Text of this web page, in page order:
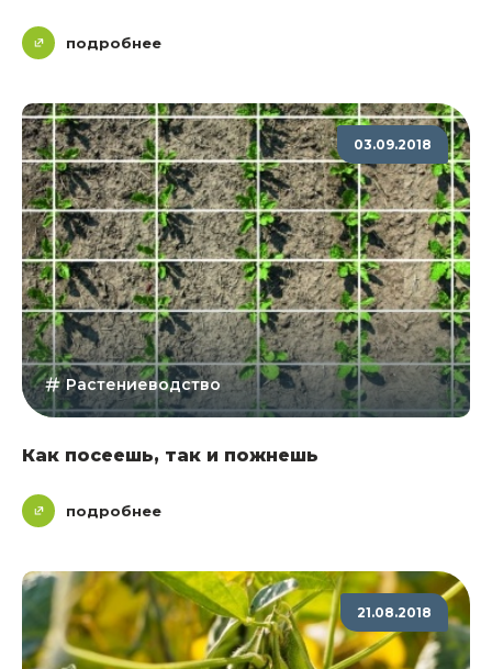
подробнее
03.09.2018
Растениеводство
Как посеешь, так и пожнешь
подробнее
21.08.2018